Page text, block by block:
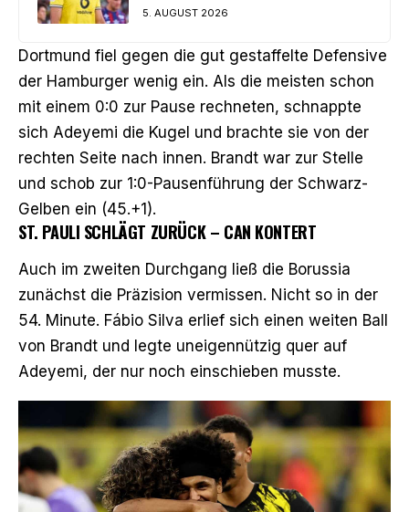
5. AUGUST 2026
Dortmund fiel gegen die gut gestaffelte Defensive
der Hamburger wenig ein. Als die meisten schon
mit einem 0:0 zur Pause rechneten, schnappte
sich Adeyemi die Kugel und brachte sie von der
rechten Seite nach innen. Brandt war zur Stelle
und schob zur 1:0-Pausenführung der Schwarz-
Gelben ein (45.+1).
ST. PAULI SCHLÄGT ZURÜCK – CAN KONTERT
Auch im zweiten Durchgang ließ die Borussia
zunächst die Präzision vermissen. Nicht so in der
54. Minute. Fábio Silva erlief sich einen weiten Ball
von Brandt und legte uneigennützig quer auf
Adeyemi, der nur noch einschieben musste.